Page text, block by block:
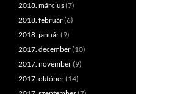
2018. március(7)
2018. február(6)
2018. január(9)
2017. december(10)
2017. november(9)
2017. október(14)